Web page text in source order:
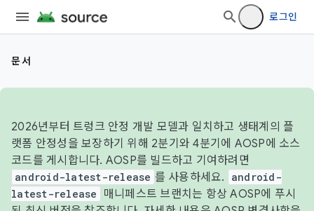
로그인
문서
2026년부터 트렁크 안정 개발 모델과 일치하고 생태계의 플
랫폼 안정성을 보장하기 위해 2분기와 4분기에 AOSP에 소스
코드를 게시합니다. AOSP를 빌드하고 기여하려면
android-latest-release 를 사용하세요.
android-
latest-release
매니페스트 브랜치는 항상 AOSP에 푸시